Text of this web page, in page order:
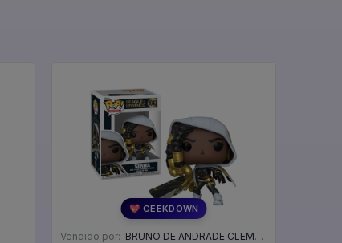
💖 GEEKDOWN
Vendido por: BRUNO DE ANDRADE CLEMENTE - SC